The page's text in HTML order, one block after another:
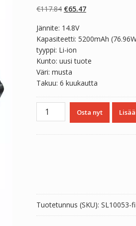
perustuen
asiakkaan
€117.84 Alkuperäinen
oli:
€117.84.
€65.47Nykyinen
€65.47.
Jännite: 14.8V
Kapasiteetti: 5200mAh
tyyppi: Li-ion
Kunto: uusi tuote
Väri: musta
Takuu: 6 kuukautta
Kannettavan
Osta nyt
Tuotetunnus (SKU): SL10053-